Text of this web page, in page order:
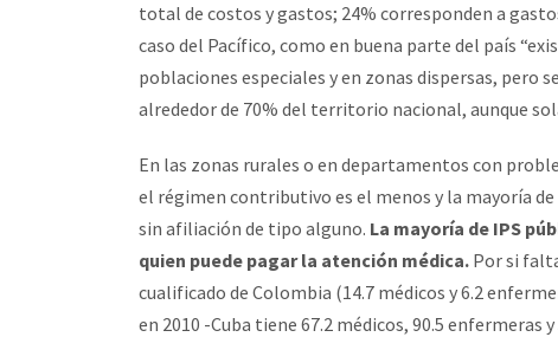
total de costos y gastos; 24% corresponden a
caso del Pacífico, como en buena parte del país
poblaciones especiales y en zonas dispersas, pero
alrededor de 70% del territorio nacional, aunque
En las zonas rurales o en departamentos con
el régimen contributivo es el menos y la mayoría
sin afiliación de tipo alguno. La mayoría de IPS
quien puede pagar la atención médica. Por si
cualificado de Colombia (14.7 médicos y 6.2
en 2010 -Cuba tiene 67.2 médicos, 90.5 enfermeras